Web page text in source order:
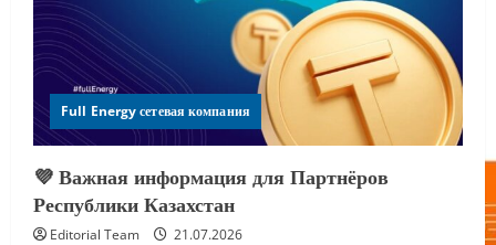
Full Energy сетевая компания
💜 Важная информация для Партнёров
Республики Казахстан
Editorial Team 21.07.2026